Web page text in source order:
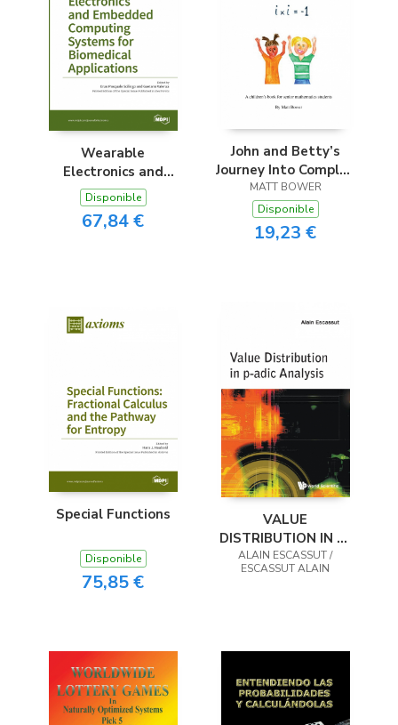
Wearable
Electronics and
Embedded
Computing Systems
for Biomedical
Disponible
67,84 €
John and Betty’s
Journey Into Complex
Numbers
MATT BOWER
Disponible
19,23 €
Special Functions
Disponible
75,85 €
VALUE
DISTRIBUTION IN P-
ADIC ANALYSIS
ALAIN ESCASSUT /
ESCASSUT ALAIN